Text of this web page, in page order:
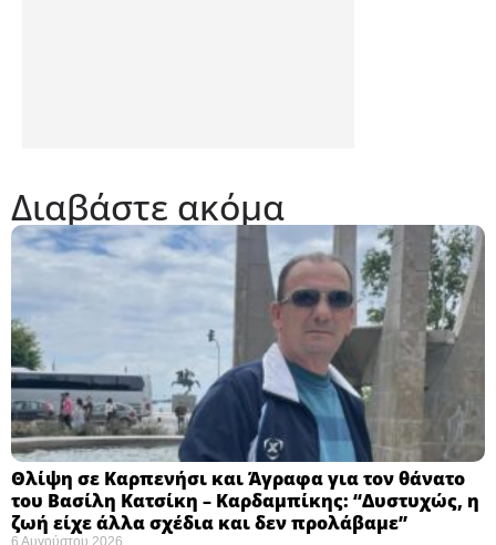
Διαβάστε ακόμα
Θλίψη σε Καρπενήσι και Άγραφα για τον θάνατο
του Βασίλη Κατσίκη – Καρδαμπίκης: “Δυστυχώς, η
ζωή είχε άλλα σχέδια και δεν προλάβαμε”
6 Αυγούστου 2026